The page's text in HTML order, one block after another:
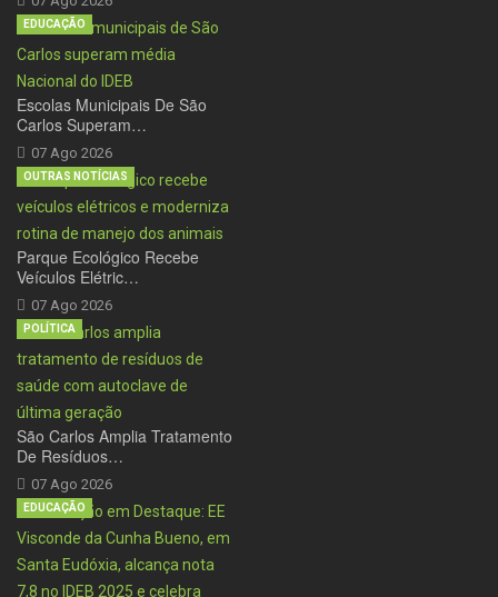
Escolas Municipais De São
Carlos Superam…
07 Ago 2026
EDUCAÇÃO
Parque Ecológico Recebe
Veículos Elétric…
07 Ago 2026
OUTRAS NOTÍCIAS
São Carlos Amplia Tratamento
De Resíduos…
07 Ago 2026
POLÍTICA
EDUCAÇÃO